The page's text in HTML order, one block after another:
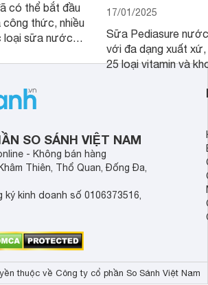
có thể bắt đầu
công thức, nhiều
loại sữa nước
lựa chọn.
17/01/2025
Sữa Pediasure
với đa dạng xuất
25 loại vitamin và
SO SÁNH VIỆT NAM
- Không bán hàng
Thiên, Thổ Quan, Đống Đa,
ký kinh doanh số 0106373516,
thuộc về Công ty cổ phần So Sánh Việt Nam